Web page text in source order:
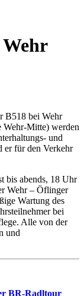
B518 bei Wehr
Wehr-Mitte) werden
und
er für den Verkehr
bis abends, 18 Uhr
Wehr – Öflinger
Wartung des
bei
Alle von der
und
BR-Radltour